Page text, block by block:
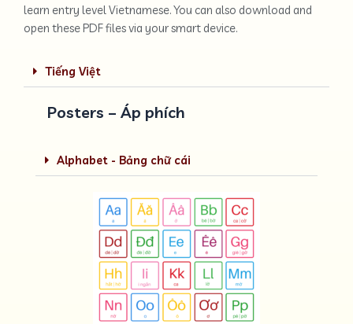
learn entry level Vietnamese. You can also download and
open these PDF files via your smart device.
Tiếng Việt
Posters – Áp phích
Alphabet - Bảng chữ cái